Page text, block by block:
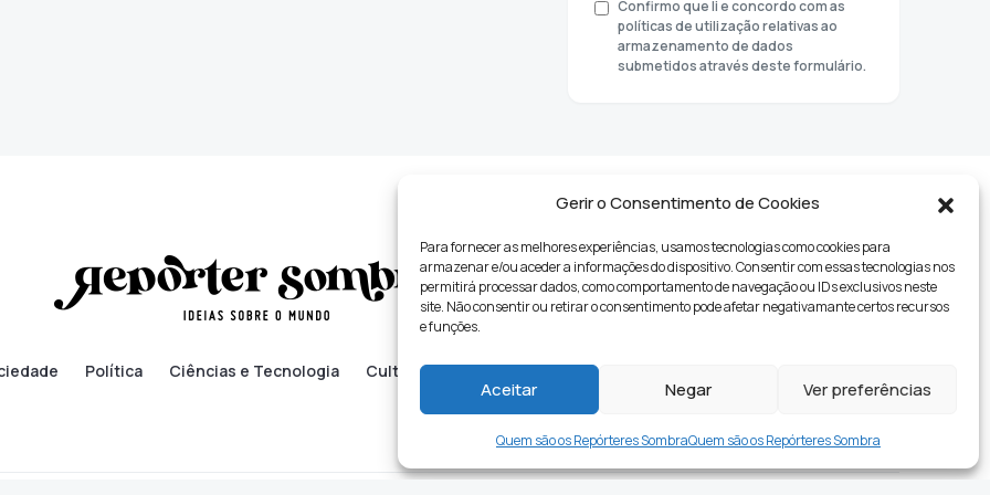
Gerir o Consentimento de Cookies
Para fornecer as melhores experiências, usamos tecnologias como cookies para
armazenar e/ou aceder a informações do dispositivo. Consentir com essas tecnologias nos
permitirá processar dados, como comportamento de navegação ou IDs exclusivos neste
site. Não consentir ou retirar o consentimento pode afetar negativamante certos recursos
e funções.
Aceitar Negar Ver preferências
Quem são os Repórteres SombraQuem são os Repórteres Sombra
Confirmo que li e concordo com as
políticas de utilização relativas ao
armazenamento de dados
submetidos através deste formulário.
Política Ciências e Tecnologia Cultura Lifestyle